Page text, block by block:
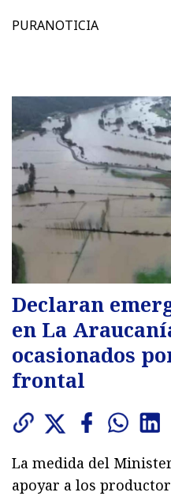
PURANOTICIA
Declaran
en La
ocasionados
frontal
La medida del
apoyar a los